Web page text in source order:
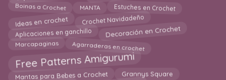
Boinas a Crochet MANTA Estuches en Crochet
Ideas en crochet Crochet Navidadeño
Aplicaciones en ganchillo Decoración en Crochet
Marcapaginas Agarraderas en crochet
Free Patterns Amigurumi
Mantas para Bebes a Crochet Grannys Square